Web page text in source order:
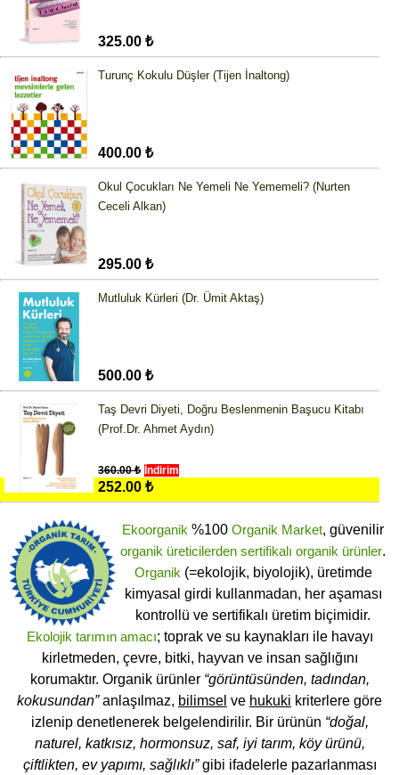
325.00 ₺
Turunç Kokulu Düşler (Tijen İnaltong)
400.00 ₺
Okul Çocukları Ne Yemeli Ne Yememeli? (Nurten
Ceceli Alkan)
295.00 ₺
Mutluluk Kürleri (Dr. Ümit Aktaş)
500.00 ₺
Taş Devri Diyeti, Doğru Beslenmenin Başucu Kitabı
(Prof.Dr. Ahmet Aydın)
360.00 ₺ İndirim
252.00 ₺
Ekoorganik %100 Organik Market, güvenilir
organik üreticilerden sertifikalı organik ürünler.
Organik (=ekolojik, biyolojik), üretimde
kimyasal girdi kullanmadan, her aşaması
kontrollü ve sertifikalı üretim biçimidir.
Ekolojik tarımın amacı; toprak ve su kaynakları ile havayı
kirletmeden, çevre, bitki, hayvan ve insan sağlığını
korumaktır. Organik ürünler “görüntüsünden, tadından,
kokusundan”anlaşılmaz, bilimsel ve hukuki kriterlere göre
izlenip denetlenerek belgelendirilir. Bir ürünün “doğal,
naturel, katkısız, hormonsuz, saf, iyi tarım, köy ürünü,
çiftlikten, ev yapımı, sağlıklı”gibi ifadelerle pazarlanması